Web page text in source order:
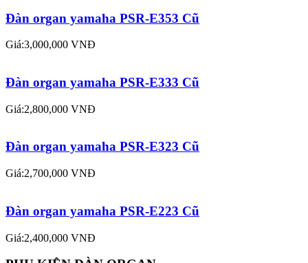
Đàn organ yamaha PSR-E353 Cũ
Giá:3,000,000 VNĐ
Đàn organ yamaha PSR-E333 Cũ
Giá:2,800,000 VNĐ
Đàn organ yamaha PSR-E323 Cũ
Giá:2,700,000 VNĐ
Đàn organ yamaha PSR-E223 Cũ
Giá:2,400,000 VNĐ